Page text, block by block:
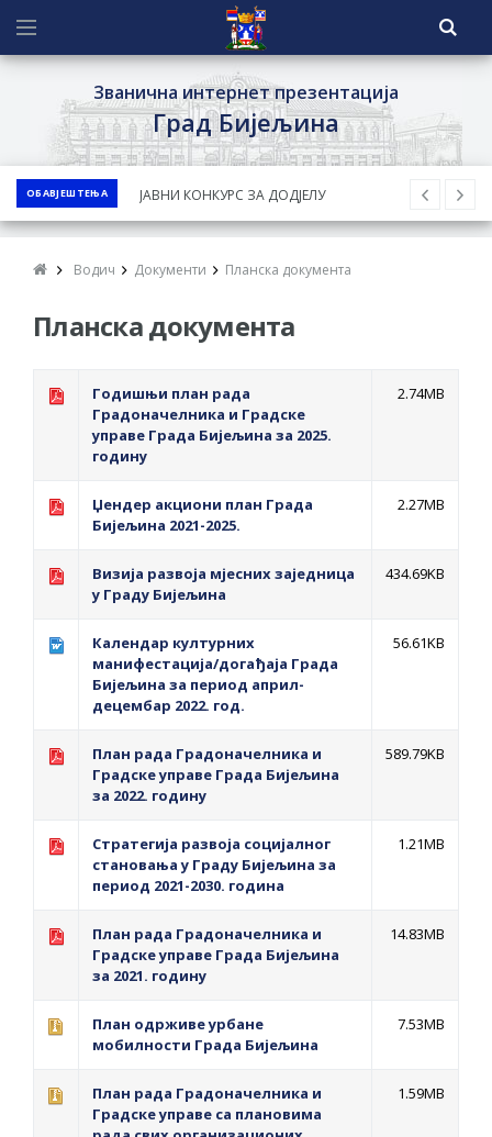
Званична интернет презентација
Град Бијељина
ОБАВЈЕШТЕЊА
ЈАВНИ КОНКУРС ЗА ДОДЈЕЛУ
БЕСПОВРАТНИХ СРЕДСТАВА ЗА
ГРАДА БИЈЕЉИНА ЗА 2026. ГОДИНУ
Обавјештење за предузетника - Ненад
ПРЕЛИМИНАРНA РАНГ ЛИСТA
КАНДИДАТА КОЈИ СУ ОСТВАРИЛИ ПРАВО
ДОДАТАК ЗА ДЕМОБИЛИСАНЕ БОРЦЕ
ВОЈСКЕ РЕПУБЛИКЕ СРПСКЕ У СТАЊУ
гориво доступни од 13. марта до 15.
новембра
Захтјев за издавање ПОНОСНЕ КАРТИЦЕ
Ујић
ЈАВНИ ПОЗИВ ЗА ПРИЈАВУ
НЕПРОПИСНОГ ОДЛАГАЊА ОТПАДА УЗ
ДОДЈЕЛУ ФИНАНСИЈСКЕ НАГРАДЕ
Водич Документи Планска документа
Планска документа
Годишњи план рада
Градоначелника и Градске
управе Града Бијељина за 2025.
годину
2.74MB
Џендер акциони план Града
Бијељина 2021-2025.
2.27MB
Визија развоја мјесних заједница
у Граду Бијељина
434.69KB
Календар културних
манифестација/догађаја Града
Бијељина за период април-
децембар 2022. год.
56.61KB
План рада Градоначелника и
Градске управе Града Бијељина
за 2022. годину
589.79KB
Стратегија развоја социјалног
становања у Граду Бијељина за
период 2021-2030. година
1.21MB
План рада Градоначелника и
Градске управе Града Бијељина
за 2021. годину
14.83MB
План одрживе урбане
мобилности Града Бијељина
7.53MB
План рада Градоначелника и
Градске управе са плановима
1.59MB